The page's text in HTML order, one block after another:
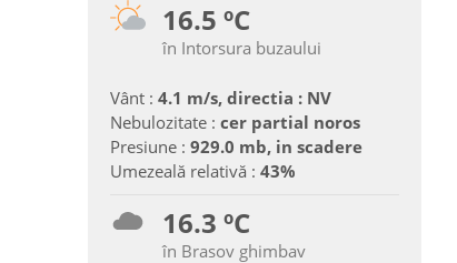
16.5 ºC
în Intorsura buzaului
Vânt : 4.1 m/s, directia : NV
Nebulozitate : cer partial noros
Presiune : 929.0 mb, in scadere
Umezeală relativă : 43%
16.3 ºC
în Brasov ghimbav